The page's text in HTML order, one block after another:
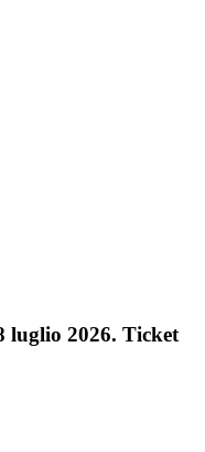
luglio 2026. Ticket